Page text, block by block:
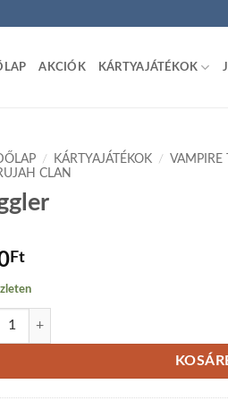
AKCIÓK KÁRTYAJÁTÉKOK
/ KÁRTYAJÁTÉKOK / VAMPIRE
CLAN
Ft
mennyiség